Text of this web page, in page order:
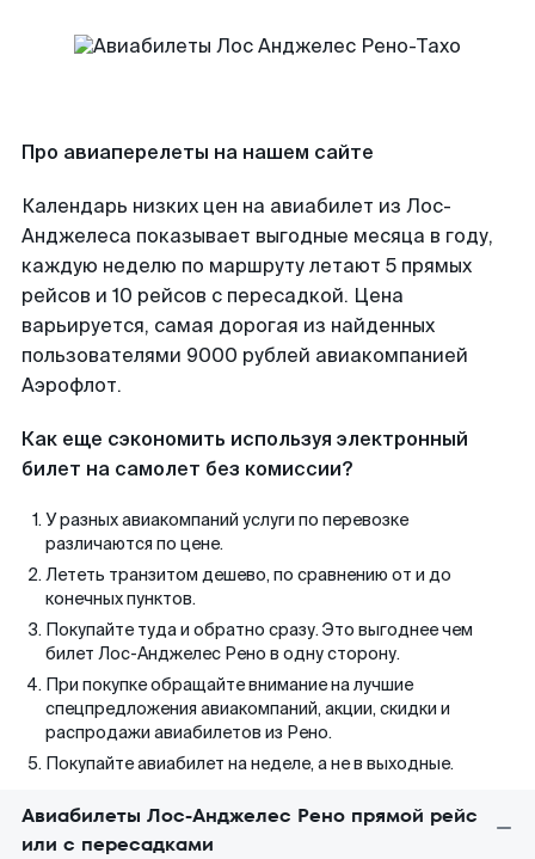
Про авиаперелеты на нашем сайте
Календарь низких цен на авиабилет из Лос-
Анджелеса показывает выгодные месяца в году,
каждую неделю по маршруту летают 5 прямых
рейсов и 10 рейсов с пересадкой. Цена
варьируется, самая дорогая из найденных
пользователями 9000 рублей авиакомпанией
Аэрофлот.
Как еще сэкономить используя электронный
билет на самолет без комиссии?
У разных авиакомпаний услуги по перевозке
различаются по цене.
Лететь транзитом дешево, по сравнению от и до
конечных пунктов.
Покупайте туда и обратно сразу. Это выгоднее чем
билет Лос-Анджелес Рено в одну сторону.
При покупке обращайте внимание на лучшие
спецпредложения авиакомпаний, акции, скидки и
распродажи авиабилетов из Рено.
Покупайте авиабилет на неделе, а не в выходные.
Авиабилеты Лос-Анджелес Рено прямой рейс
или с пересадками